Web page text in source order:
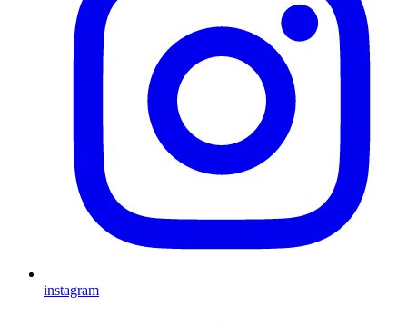
instagram